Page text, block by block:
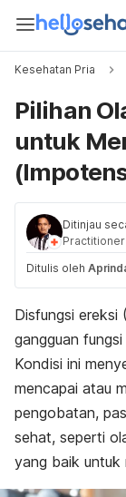
Kesehatan Pria
Pilihan
untuk
Ditinjau
Practitioner
Ditulis oleh
Disfungsi ereksi
gangguan
Kondisi ini
mencapai atau
pengobatan,
sehat, seperti
yang baik untuk